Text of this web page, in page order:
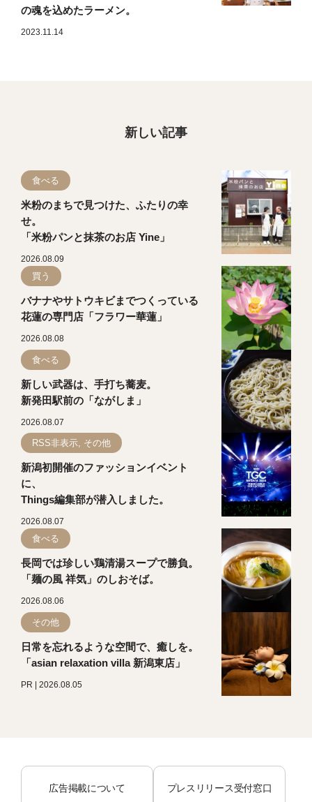
の魂を込めたラーメン。
2023.11.14
新しい記事
食べる
米粉のまちで見つけた、ふたりの幸
せ。
「米粉パンと抹茶のお店 Yine」
2026.08.09
買う
バナナやサトウキビまでつくっている
花蓮の専門店「フラワー華蓮」
2026.08.08
食べる
新しい武器は、手打ち蕎麦。
新発田駅前の「ながしま」
2026.08.07
RSS非表示, その他
新潟初開催のファッションイベント
に、
Things編集部が潜入しました。
2026.08.07
食べる
長岡では珍しい鶏清湯スープで勝負。
「麺の風 祥気」のしおそば。
2026.08.06
その他
日常を忘れるような空間で、癒しを。
「asian relaxation villa 新潟東店」
PR | 2026.08.05
広告掲載について プレスリリース受付窓口